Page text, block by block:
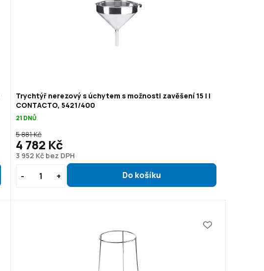
Trychtýř nerezový s úchytem s možnosti zavěšení 15 l |
CONTACTO, 5421/400
21 DNŮ
3 952 Kč bez DPH
5 881 Kč
4 782 Kč